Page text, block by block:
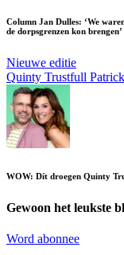
Column Jan Dulles: ‘We
de dorpsgrenzen kon brengen’
Nieuwe editie
Quinty Trustfull
WOW: Dít droegen Quinty
Gewoon het leukste
Word abonnee